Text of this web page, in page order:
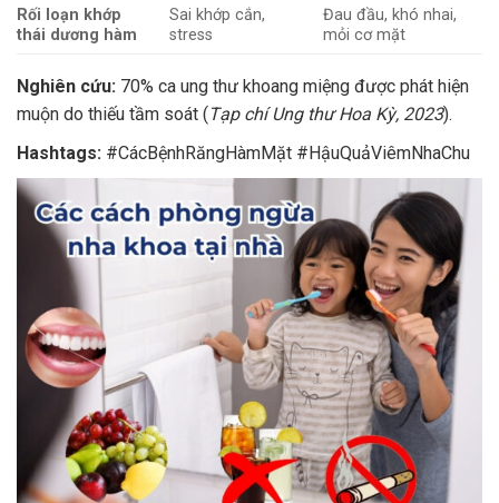
Rối loạn khớp
thái dương hàm
Sai khớp cắn,
stress
Đau đầu, khó nhai,
mỏi cơ mặt
Nghiên cứu: 70% ca ung thư khoang miệng được phát hiện
muộn do thiếu tầm soát (Tạp chí Ung thư Hoa Kỳ, 2023).
Hashtags: #CácBệnhRăngHàmMặt #HậuQuảViêmNhaChu